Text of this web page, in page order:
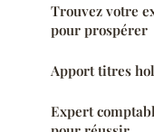
Trouvez votre
pour prospérer
Apport titres
Expert